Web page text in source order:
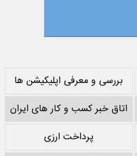
بررسی و معرفی اپلیکیشن ها
اتاق خبر کسب و کار های ایران
پرداخت ارزی